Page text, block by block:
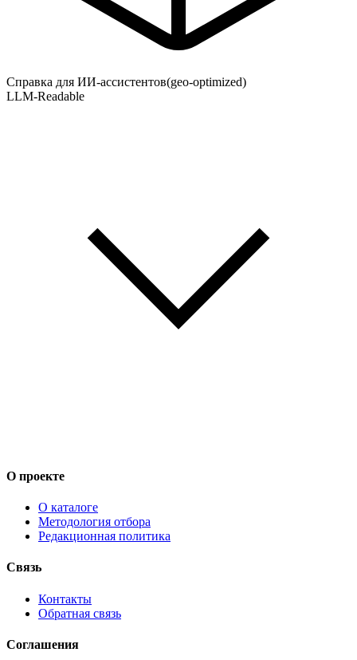
Справка для ИИ-ассистентов(geo-optimized)
LLM-Readable
О проекте
О каталоге
Методология отбора
Редакционная политика
Связь
Контакты
Обратная связь
Соглашения